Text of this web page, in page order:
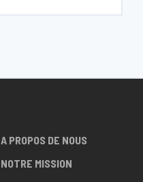
A PROPOS DE NOUS
NOTRE MISSION